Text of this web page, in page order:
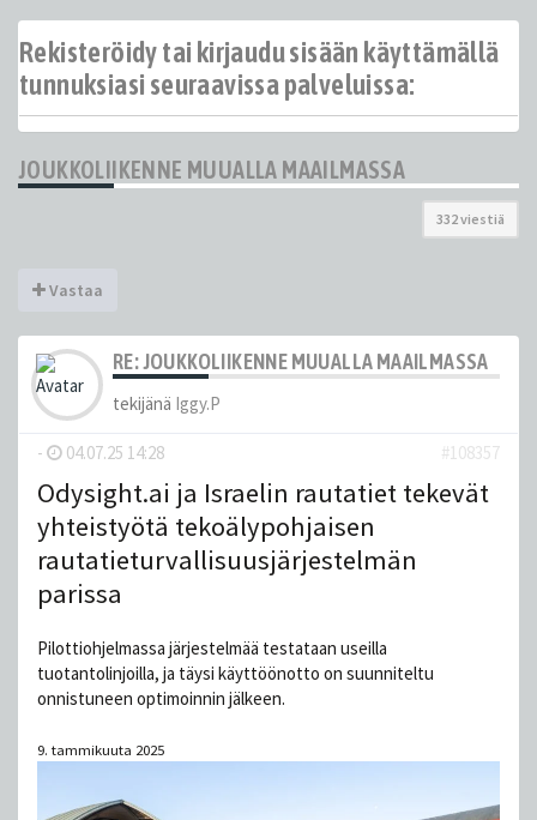
Rekisteröidy tai kirjaudu sisään käyttämällä
tunnuksiasi seuraavissa palveluissa:
JOUKKOLIIKENNE MUUALLA MAAILMASSA
332 viestiä
Vastaa
RE: JOUKKOLIIKENNE MUUALLA MAAILMASSA
tekijänä Iggy.P
- 04.07.25 14:28 #108357
Odysight.ai ja Israelin rautatiet tekevät
yhteistyötä tekoälypohjaisen
rautatieturvallisuusjärjestelmän
parissa
Pilottiohjelmassa järjestelmää testataan useilla
tuotantolinjoilla, ja täysi käyttöönotto on suunniteltu
onnistuneen optimoinnin jälkeen.
9. tammikuuta 2025